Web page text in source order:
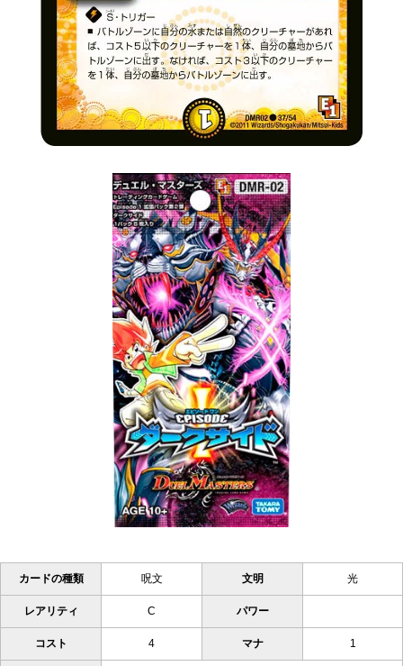
カードの種類 呪文 文明 光
レアリティ C パワー
コスト 4 マナ 1